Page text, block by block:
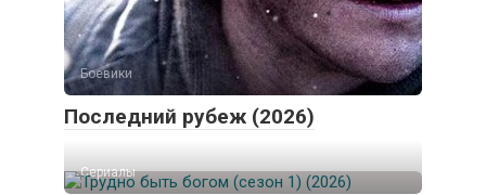
Боевики
Последний рубеж (2026)
Сериалы